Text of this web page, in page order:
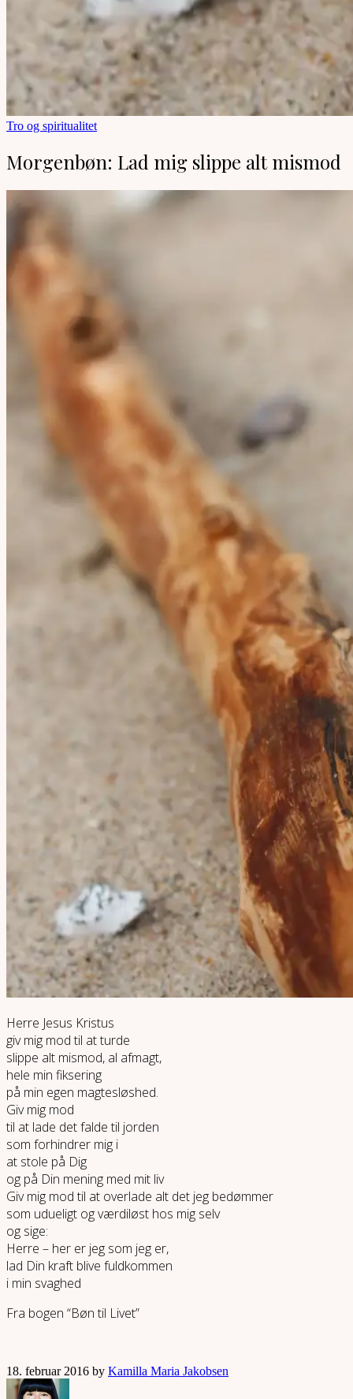
Tro og spiritualitet
Morgenbøn: Lad mig slippe alt mismod
Herre Jesus Kristus
giv mig mod til at turde
slippe alt mismod, al afmagt,
hele min fiksering
på min egen magtesløshed.
Giv mig mod
til at lade det falde til jorden
som forhindrer mig i
at stole på Dig
og på Din mening med mit liv
Giv mig mod til at overlade alt det jeg bedømmer
som udueligt og værdiløst hos mig selv
og sige:
Herre – her er jeg som jeg er,
lad Din kraft blive fuldkommen
i min svaghed
Fra bogen “Bøn til Livet”
18. februar 2016 by Kamilla Maria Jakobsen